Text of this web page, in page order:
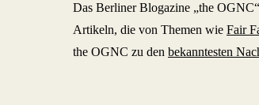
Das Berliner Blogazine „the
Artikeln, die von Themen wie Fair
the OGNC zu den bekanntesten